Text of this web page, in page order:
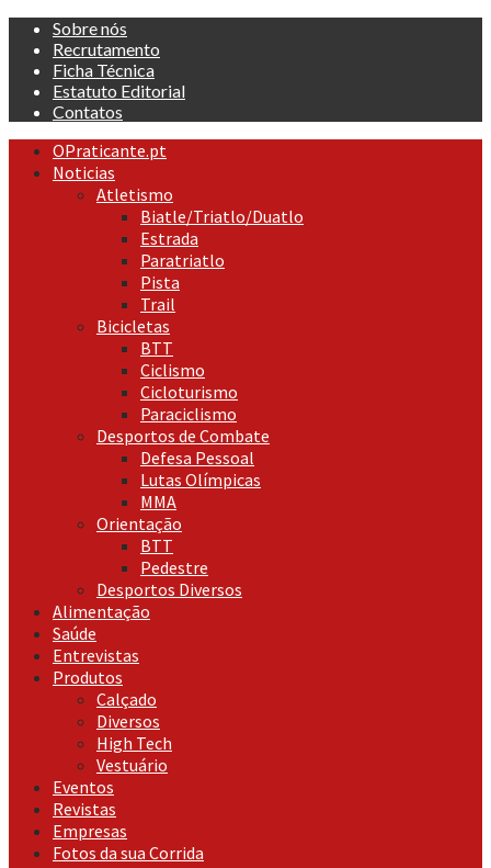
Skip
content
Sobre nós
Recrutamento
Ficha Técnica
Estatuto Editorial
Contatos
Primary
Menu
OPraticante.pt
Noticias
Atletismo
Biatle/Triatlo/Duatlo
Estrada
Paratriatlo
Pista
Trail
Bicicletas
BTT
Ciclismo
Cicloturismo
Paraciclismo
Desportos de Combate
Defesa Pessoal
Lutas Olímpicas
MMA
Orientação
BTT
Pedestre
Desportos Diversos
Alimentação
Saúde
Entrevistas
Produtos
Calçado
Diversos
High Tech
Vestuário
Eventos
Revistas
Empresas
Fotos da sua Corrida